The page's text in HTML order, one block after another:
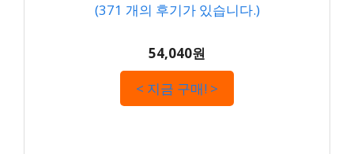
(371 개의 후기가 있습니다.)
54,040원
< 지금 구매! >